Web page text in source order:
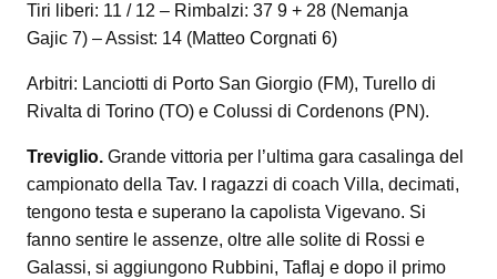
Tiri liberi: 11 / 12 – Rimbalzi: 37 9 + 28 (Nemanja
Gajic 7) – Assist: 14 (Matteo Corgnati 6)
Arbitri: Lanciotti di Porto San Giorgio (FM), Turello di
Rivalta di Torino (TO) e Colussi di Cordenons (PN).
Treviglio. Grande vittoria per l’ultima gara casalinga del
campionato della Tav. I ragazzi di coach Villa, decimati,
tengono testa e superano la capolista Vigevano. Si
fanno sentire le assenze, oltre alle solite di Rossi e
Galassi, si aggiungono Rubbini, Taflaj e dopo il primo